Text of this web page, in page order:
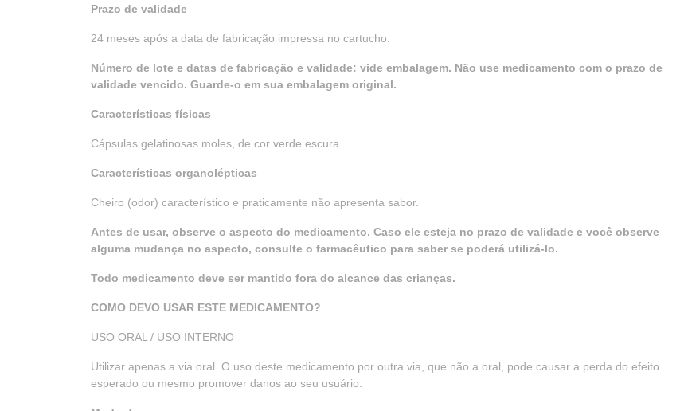
Prazo de validade
24 meses após a data de fabricação impressa no cartucho.
Número de lote e datas de fabricação e validade: vide embalagem. Não use medicamento com o prazo de
validade vencido. Guarde-o em sua embalagem original.
Características físicas
Cápsulas gelatinosas moles, de cor verde escura.
Características organolépticas
Cheiro (odor) característico e praticamente não apresenta sabor.
Antes de usar, observe o aspecto do medicamento. Caso ele esteja no prazo de validade e você observe
alguma mudança no aspecto, consulte o farmacêutico para saber se poderá utilizá-lo.
Todo medicamento deve ser mantido fora do alcance das crianças.
COMO DEVO USAR ESTE MEDICAMENTO?
USO ORAL / USO INTERNO
Utilizar apenas a via oral. O uso deste medicamento por outra via, que não a oral, pode causar a perda do efeito
esperado ou mesmo promover danos ao seu usuário.